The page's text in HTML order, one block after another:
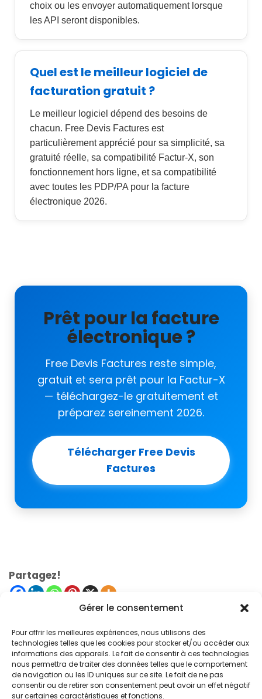
Gérer le consentement
Pour offrir les meilleures expériences, nous utilisons des
technologies telles que les cookies pour stocker et/ou accéder aux
informations des appareils. Le fait de consentir à ces technologies
nous permettra de traiter des données telles que le comportement
de navigation ou les ID uniques sur ce site. Le fait de ne pas
consentir ou de retirer son consentement peut avoir un effet négatif
sur certaines caractéristiques et fonctions.
choix ou les envoyer automatiquement lorsque
les API seront disponibles.
Quel est le meilleur logiciel de
facturation gratuit ?
Le meilleur logiciel dépend des besoins de
chacun. Free Devis Factures est
particulièrement apprécié pour sa simplicité, sa
gratuité réelle, sa compatibilité Factur-X, son
fonctionnement hors ligne, et sa compatibilité
avec toutes les PDP/PA pour la facture
électronique 2026.
Prêt pour la facture
électronique ?
Free Devis Factures reste simple,
gratuit et sera prêt pour la Factur-X
— téléchargez-le gratuitement et
préparez sereinement 2026.
Télécharger Free Devis
Factures
Partagez!
© 2024. Free Devis Factures